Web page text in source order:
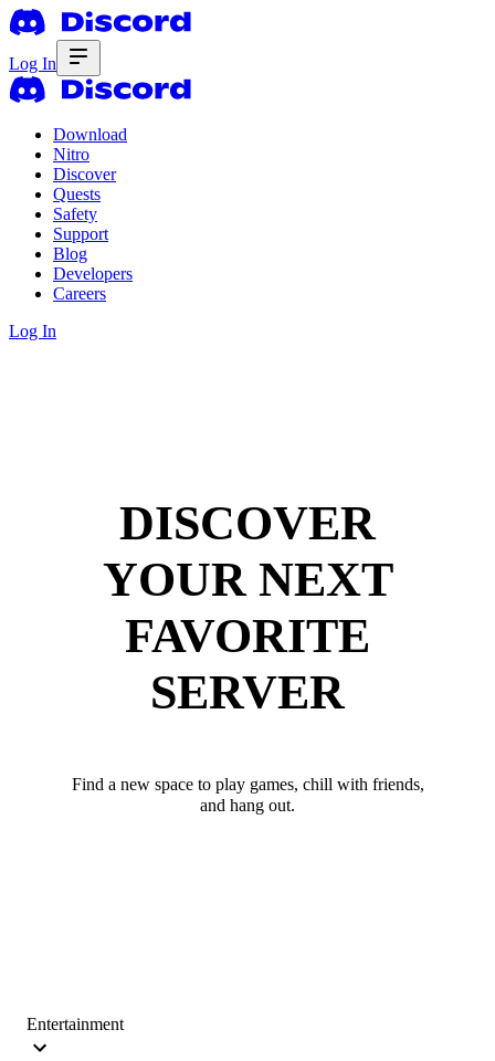
Log In
Download
Nitro
Discover
Quests
Safety
Support
Blog
Developers
Careers
Log In
DISCOVER
YOUR NEXT
FAVORITE
SERVER
Find a new space to play games, chill with friends,
and hang out.
Entertainment